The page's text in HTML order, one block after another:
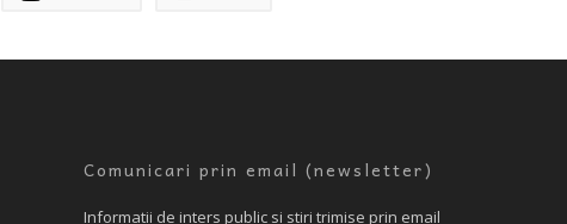
Comunicari prin email (newsletter)
Informatii de inters public si stiri trimise prin email